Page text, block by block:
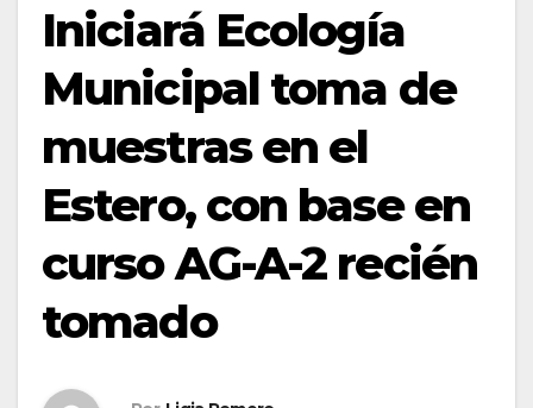
Iniciará Ecología
Municipal toma de
muestras en el
Estero, con base en
curso AG-A-2 recién
tomado